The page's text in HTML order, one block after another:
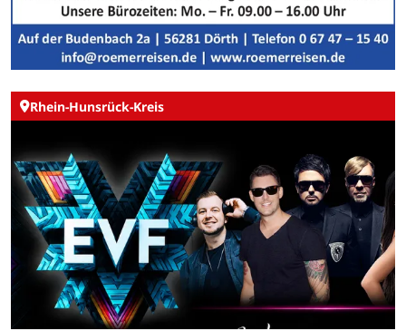
Rhein-Hunsrück-Kreis